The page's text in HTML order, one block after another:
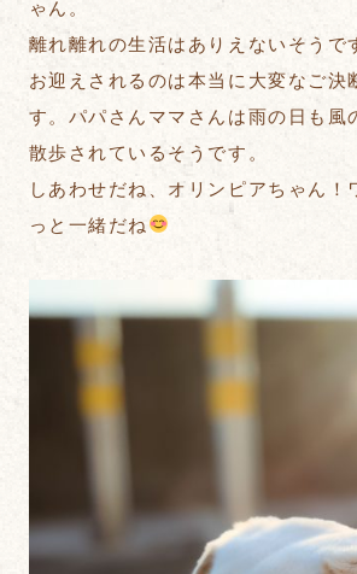
ゃん。
離れ離れの生活はありえないそうで
お迎えされるのは本当に大変なご決
す。パパさんママさんは雨の日も風
散歩されているそうです。
しあわせだね、オリンピアちゃん！
っと一緒だね